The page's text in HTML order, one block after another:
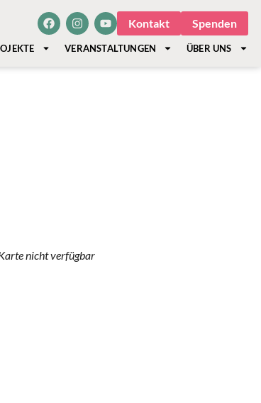
Kontakt Spenden
VERANSTALTUNGEN ÜBER UNS
nicht verfügbar